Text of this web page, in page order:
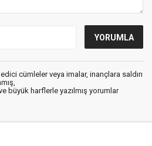
cümleler veya imalar, inançlara saldırı
büyük harflerle yazılmış yorumlar